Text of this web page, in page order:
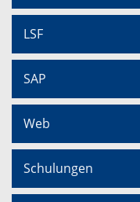
LSF
SAP
Web
Schulungen